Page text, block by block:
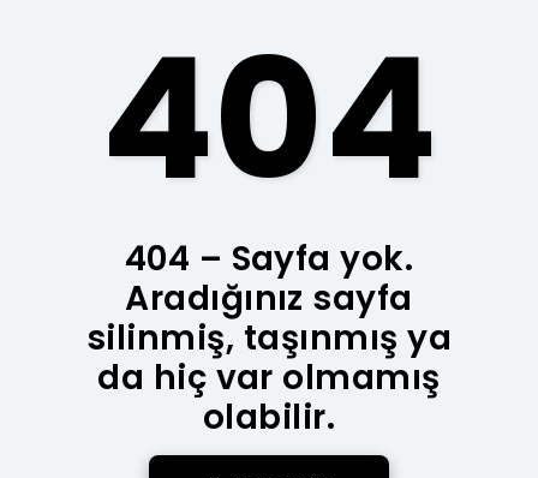
404
404 – Sayfa yok.
Aradığınız sayfa
silinmiş, taşınmış ya
da hiç var olmamış
olabilir.